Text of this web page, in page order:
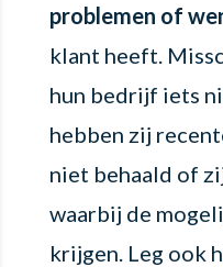
problemen of
klant heeft.
hun bedrijf iets
hebben zij
niet behaald of
waarbij de
krijgen. Leg ook